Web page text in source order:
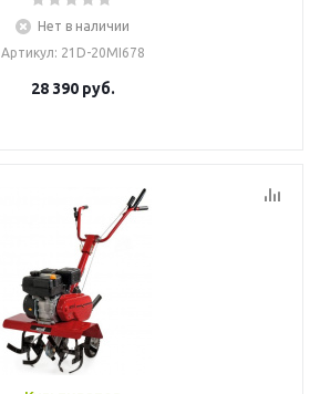
Нет в наличии
Артикул: 21D-20MI678
28 390руб.